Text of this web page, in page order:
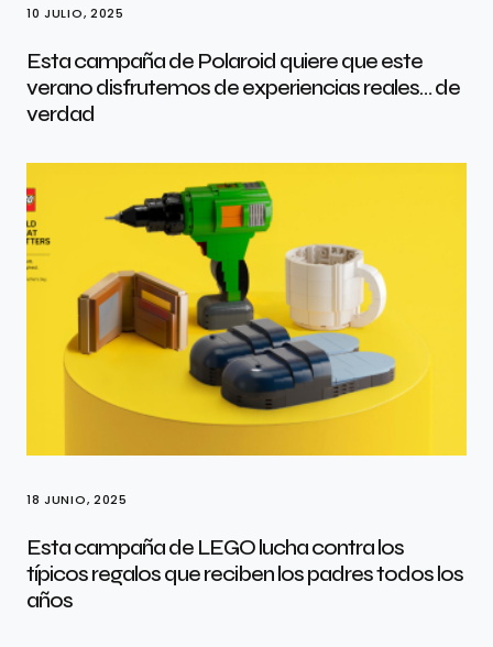
10 JULIO, 2025
Esta campaña de Polaroid quiere que este
verano disfrutemos de experiencias reales… de
verdad
18 JUNIO, 2025
Esta campaña de LEGO lucha contra los
típicos regalos que reciben los padres todos los
años